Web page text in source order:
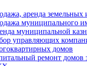
аренда земельных
муниципального
муниципальной
управляющих
домов
ремонт домов